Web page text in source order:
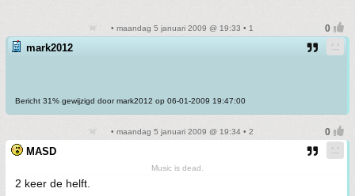
• maandag 5 januari 2009 @ 19:33 • 1
mark2012
Bericht 31% gewijzigd door mark2012 op 06-01-2009 19:47:00
• maandag 5 januari 2009 @ 19:34 • 2
MASD
Music is dead.
2 keer de helft.